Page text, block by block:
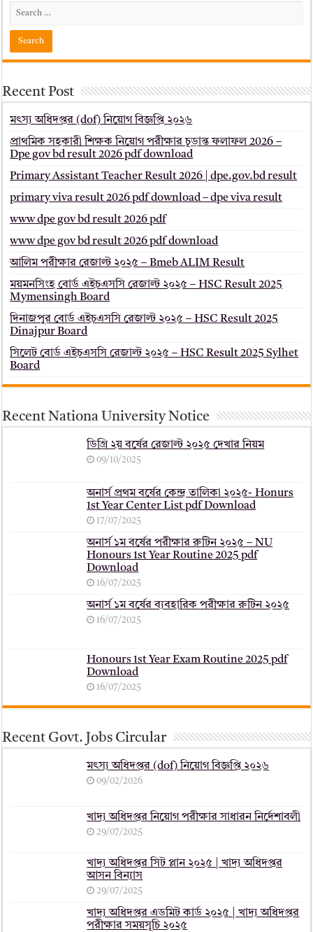
Recent Post
মৎস্য অধিদপ্তর (dof) নিয়োগ বিজ্ঞপ্তি ২০২৬
প্রাথমিক সহকারী শিক্ষক নিয়োগ পরীক্ষার চূড়ান্ত ফলাফল 2026 –
Dpe gov bd result 2026 pdf download
Primary Assistant Teacher Result 2026 | dpe.gov.bd result
primary viva result 2026 pdf download – dpe viva result
www dpe gov bd result 2026 pdf
www dpe gov bd result 2026 pdf download
আলিম পরীক্ষার রেজাল্ট ২০২৫ – Bmeb ALIM Result
ময়মনসিংহ বোর্ড এইচএসসি রেজাল্ট ২০২৫ – HSC Result 2025
Mymensingh Board
দিনাজপুর বোর্ড এইচএসসি রেজাল্ট ২০২৫ – HSC Result 2025
Dinajpur Board
সিলেট বোর্ড এইচএসসি রেজাল্ট ২০২৫ – HSC Result 2025 Sylhet
Board
Recent Nationa University Notice
ডিগ্রি ২য় বর্ষের রেজাল্ট ২০২৫ দেখার নিয়ম
09/10/2025
অনার্স প্রথম বর্ষের কেন্দ্র তালিকা ২০২৫- Honurs
1st Year Center List pdf Download
17/07/2025
অনার্স ১ম বর্ষের পরীক্ষার রুটিন ২০২৫ – NU
Honours 1st Year Routine 2025 pdf
Download
16/07/2025
অনার্স ১ম বর্ষের ব্যবহারিক পরীক্ষার ‍রুটিন ২০২৫
16/07/2025
Honours 1st Year Exam Routine 2025 pdf
Download
16/07/2025
Recent Govt. Jobs Circular
মৎস্য অধিদপ্তর (dof) নিয়োগ বিজ্ঞপ্তি ২০২৬
09/02/2026
খাদ্য অধিদপ্তর নিয়োগ পরীক্ষার সাধারন নির্দেশাবলী
29/07/2025
খাদ্য অধিদপ্তর সিট প্লান ২০২৫ | খাদ্য অধিদপ্তর
আসন বিন্যাস
29/07/2025
খাদ্য অধিদপ্তর এডমিট কার্ড ২০২৫ | খাদ্য অধিদপ্তর
পরীক্ষার সময়সূচি ২০২৫